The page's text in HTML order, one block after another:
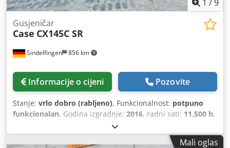
1 /9
Sindelfingen 856 km
Gusjeničar
Case CX145C SR
Informacije o cijeni Pozovite
Stanje: vrlo dobro (rabljeno), Funkcionalnost: potpuno
funkcionalan, Godina izgradnje: 2016, radni sati: 11.500 h,
Mali oglas